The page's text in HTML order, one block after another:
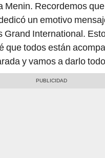
Menin. Recordemos
un emotivo
Grand International.
que todos están
y vamos a darlo